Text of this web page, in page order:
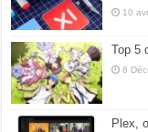
10
Top 5
8
Plex,